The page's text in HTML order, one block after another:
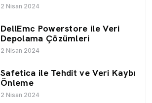
2 Nisan 2024
DellEmc Powerstore ile Veri
Depolama Çözümleri
2 Nisan 2024
Safetica ile Tehdit ve Veri Kaybı
Önleme
2 Nisan 2024